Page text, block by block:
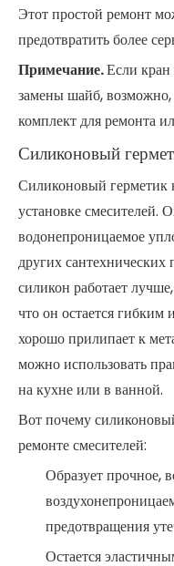
Этот простой ремонт
предотвратить более
Примечание.Если кран
замены шайб,
комплект для ремонта
Силиконовый
Силиконовый герметик
установке смесителей.
водонепроницаемое
других
силикон работает
что он остается гибким
хорошо прилипает к
можно использовать
на кухне или в ванной.
Вот почему
ремонте смесителей:
Образует прочное,
предотвращения
Остается